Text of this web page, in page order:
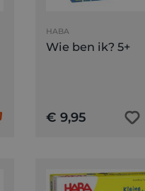
HABA
Wie ben ik? 5+
€ 9,95